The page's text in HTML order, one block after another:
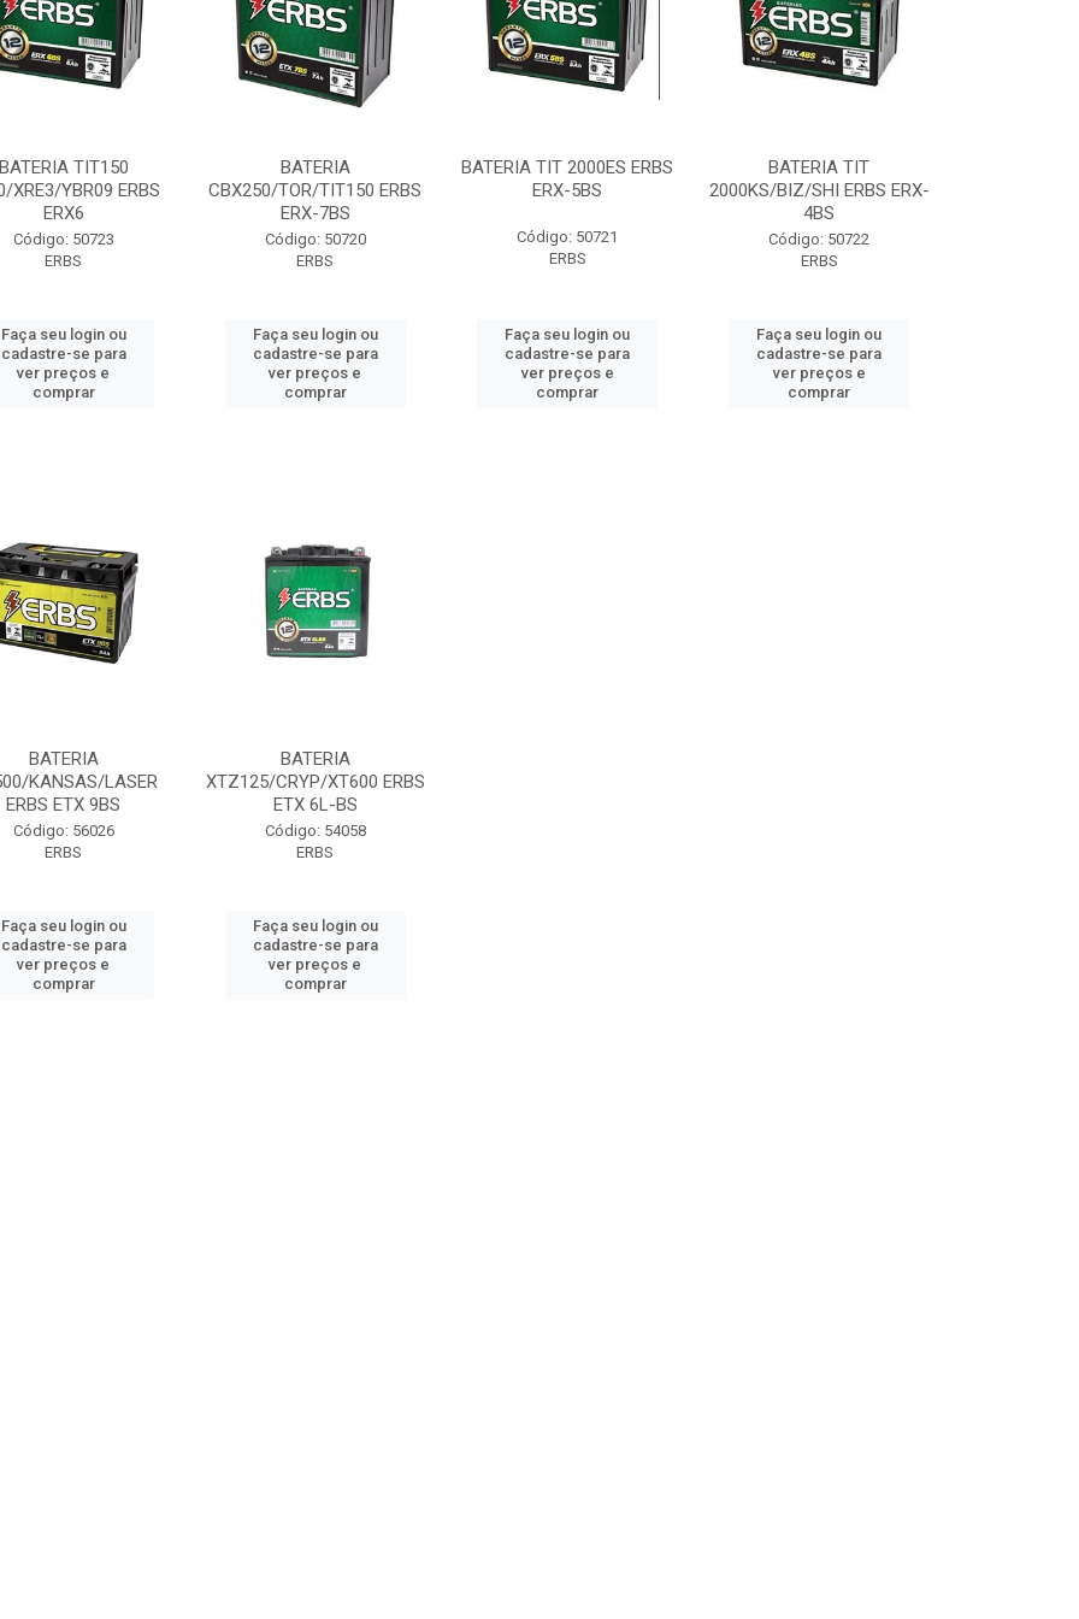
TIT150
XRE3/YBR09 ERBS
ERX6
Código: 50723
ERBS
Faça seu login ou
cadastre-se para
ver preços e
comprar
BATERIA
CBX250/TOR/TIT150 ERBS
ERX-7BS
Código: 50720
ERBS
Faça seu login ou
cadastre-se para
ver preços e
comprar
BATERIA TIT 2000ES ERBS
ERX-5BS
Código: 50721
ERBS
Faça seu login ou
cadastre-se para
ver preços e
comprar
BATERIA TIT
2000KS/BIZ/SHI ERBS ERX-
4BS
Código: 50722
ERBS
Faça seu login ou
cadastre-se para
ver preços e
comprar
BATERIA
KANSAS/LASER
ERBS ETX 9BS
Código: 56026
ERBS
Faça seu login ou
cadastre-se para
ver preços e
comprar
BATERIA
XTZ125/CRYP/XT600 ERBS
ETX 6L-BS
Código: 54058
ERBS
Faça seu login ou
cadastre-se para
ver preços e
comprar